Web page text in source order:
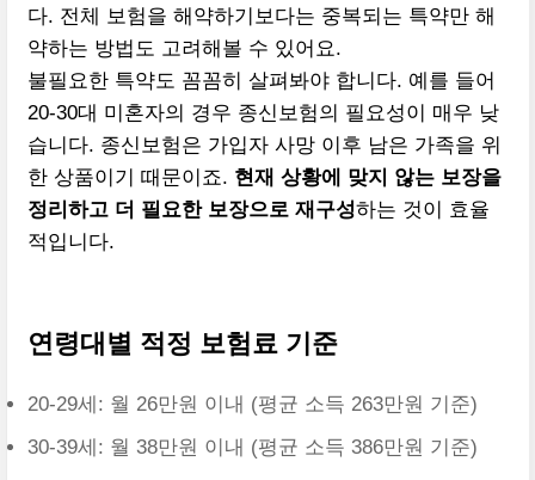
다. 전체 보험을 해약하기보다는 중복되는 특약만 해
약하는 방법도 고려해볼 수 있어요.
불필요한 특약도 꼼꼼히 살펴봐야 합니다. 예를 들어
20-30대 미혼자의 경우 종신보험의 필요성이 매우 낮
습니다. 종신보험은 가입자 사망 이후 남은 가족을 위
한 상품이기 때문이죠. 현재 상황에 맞지 않는 보장을
정리하고 더 필요한 보장으로 재구성하는 것이 효율
적입니다.
연령대별 적정 보험료 기준
20-29세: 월 26만원 이내 (평균 소득 263만원 기준)
30-39세: 월 38만원 이내 (평균 소득 386만원 기준)